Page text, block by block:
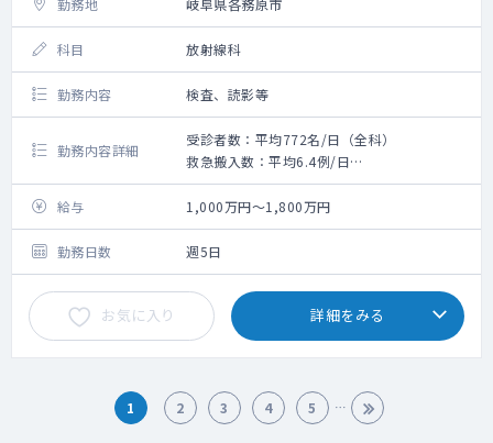
勤務地 岐阜県各務原市
科目 放射線科
勤務内容 検査、読影等
勤務内容詳細
受診者数：平均772名/日（全科）
救急搬入数：平均6.4例/日
手術数:平均46件/月
給与
1,000万円～1,800万円
勤務日数 週5日
お気に入り 詳細をみる
1 2 3 4 5